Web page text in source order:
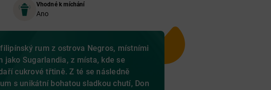
Vhodné k míchání
Ano
rum z ostrova Negros, místními
jako Sugarlandia, z místa, kde se
cukrové třtině. Z té se následně
s unikátní bohatou sladkou chutí, Don